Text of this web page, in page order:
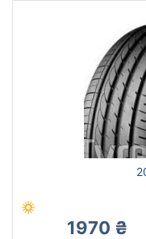
1970 ₴